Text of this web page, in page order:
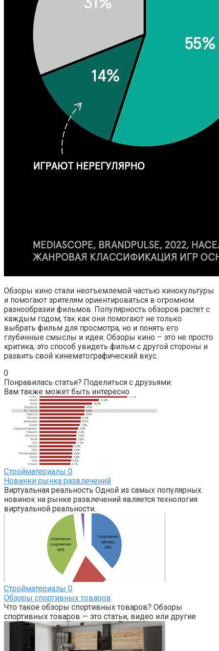
Обзоры кино стали неотъемлемой частью кинокультуры
и помогают зрителям ориентироваться в огромном
разнообразии фильмов. Популярность обзоров растет с
каждым годом, так как они помогают не только
выбрать фильм для просмотра, но и понять его
глубинные смыслы и идеи. Обзоры кино – это не просто
критика, это способ увидеть фильм с другой стороны и
развить свой кинематографический вкус.
0
Понравилась статья? Поделиться с друзьями:
Вам также может быть интересно
Стройматериалы 0
Новинки рынка развлечений
Виртуальная реальность Одной из самых популярных
новинок на рынке развлечений является технология
виртуальной реальности.
Стройматериалы 0
Обзоры спортивных товаров
Что такое обзоры спортивных товаров? Обзоры
спортивных товаров — это статьи, видео или другие